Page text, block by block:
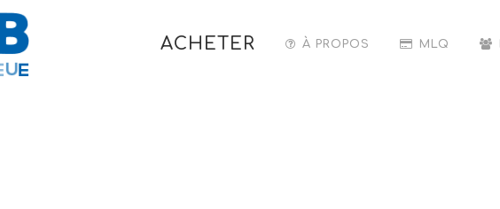
ACHETER À PROPOS MLQ